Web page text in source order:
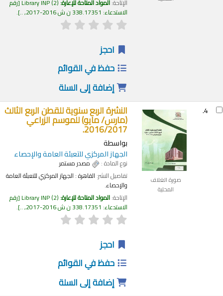
الإتاحة:المواد المتاحة للإعارة: Library INP(2)
رقم
الاستدعاء:338.17351 ن ش 2016-2017, .. .
احجز
حفظ في القوائم
إضافة إلى السلة
4.
صورة الغلاف
المحلية
النشرة الربع سنوية للقطن الربع الثالث
(مارس/ مايو) للموسم الزراعي
2016/2017.
بواسطة
الجهاز المركزي للتعبئة العامة والإحصاء
نوع المادة :
مصدر مستمر
تفاصيل النشر:القاهرة :الجهاز المركزي للتعبئة العامة
والإحصاء.
الإتاحة:المواد المتاحة للإعارة: Library INP(2)
رقم
الاستدعاء:338.17351 ن ش 2016-2017, .. .
احجز
حفظ في القوائم
إضافة إلى السلة